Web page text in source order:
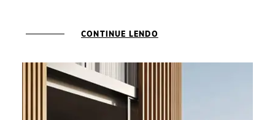
CONTINUE LENDO